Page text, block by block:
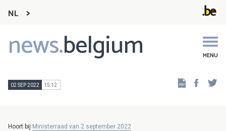
NL
news.belgium MENU
Main
navigation
02 SEP 2022 15:12
Hoort bij Ministerraad van 2 september 2022